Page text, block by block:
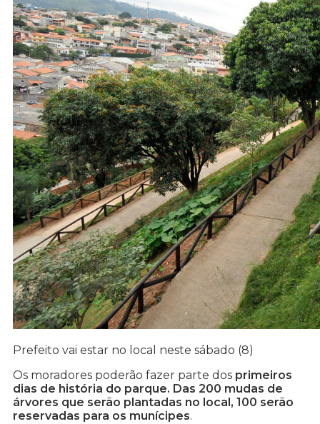
Prefeito vai estar no local neste sábado (8)
Os moradores poderão fazer parte dos primeiros
dias de história do parque. Das 200 mudas de
árvores que serão plantadas no local, 100 serão
reservadas para os munícipes.